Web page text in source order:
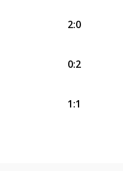
2:0
0:2
1:1